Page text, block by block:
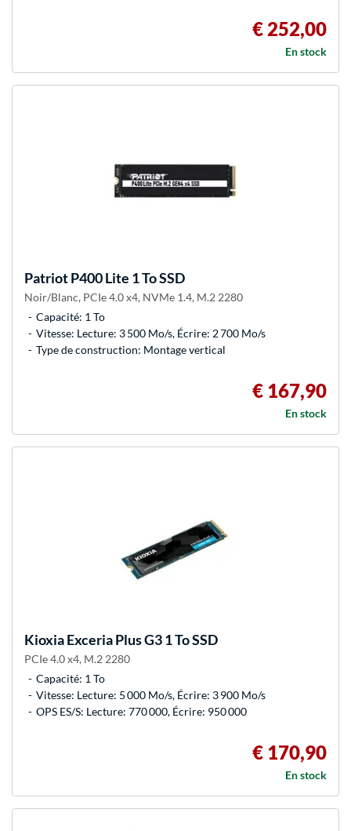
€ 252,00
En stock
PatriotP400 Lite 1 To SSD
Noir/Blanc, PCIe 4.0 x4, NVMe 1.4, M.2 2280
Capacité: 1 To
Vitesse: Lecture: 3 500 Mo/s, Écrire: 2 700 Mo/s
Type de construction: Montage vertical
€ 167,90
En stock
KioxiaExceria Plus G3 1 To SSD
PCIe 4.0 x4, M.2 2280
Capacité: 1 To
Vitesse: Lecture: 5 000 Mo/s, Écrire: 3 900 Mo/s
OPS ES/S: Lecture: 770 000, Écrire: 950 000
€ 170,90
En stock